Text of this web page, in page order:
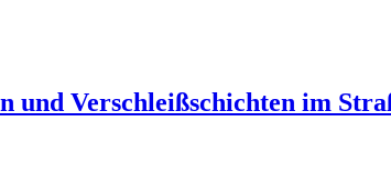
und Verschleißschichten im